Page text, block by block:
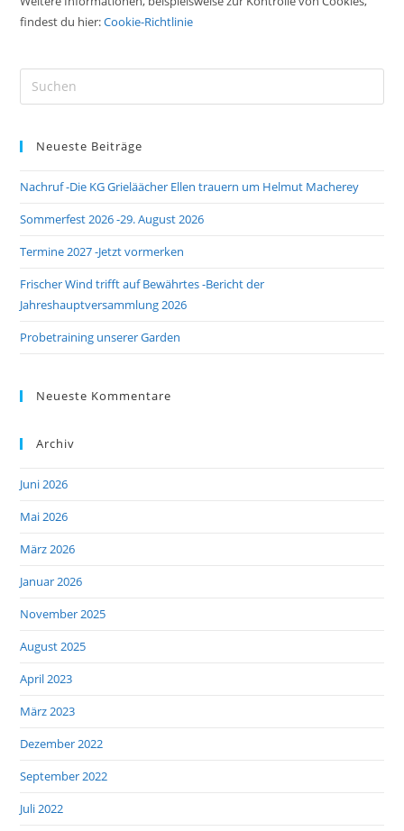
findest du hier:Cookie-Richtlinie
Neueste Beiträge
Nachruf -Die KG Grieläächer Ellen trauern um Helmut Macherey
Sommerfest 2026 -29. August 2026
Termine 2027 -Jetzt vormerken
Frischer Wind trifft auf Bewährtes -Bericht der
Jahreshauptversammlung 2026
Probetraining unserer Garden
Neueste Kommentare
Archiv
Juni 2026
Mai 2026
März 2026
Januar 2026
November 2025
August 2025
April 2023
März 2023
Dezember 2022
September 2022
Juli 2022